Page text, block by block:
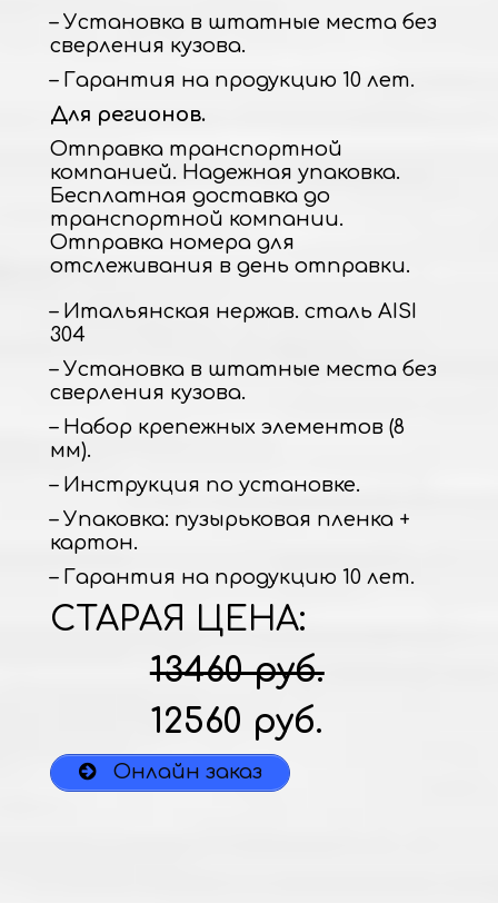
– Установка в штатные места без
сверления кузова.
– Гарантия на продукцию 10 лет.
Для регионов.
Отправка транспортной
компанией. Надежная упаковка.
Бесплатная доставка до
транспортной компании.
Отправка номера для
отслеживания в день отправки.
– Итальянская нержав. сталь AISI
304
– Установка в штатные места без
сверления кузова.
– Набор крепежных элементов (8
мм).
– Инструкция по установке.
– Упаковка: пузырьковая пленка +
картон.
– Гарантия на продукцию 10 лет.
СТАРАЯ ЦЕНА:
13460 руб.
12560 руб.
Онлайн заказ